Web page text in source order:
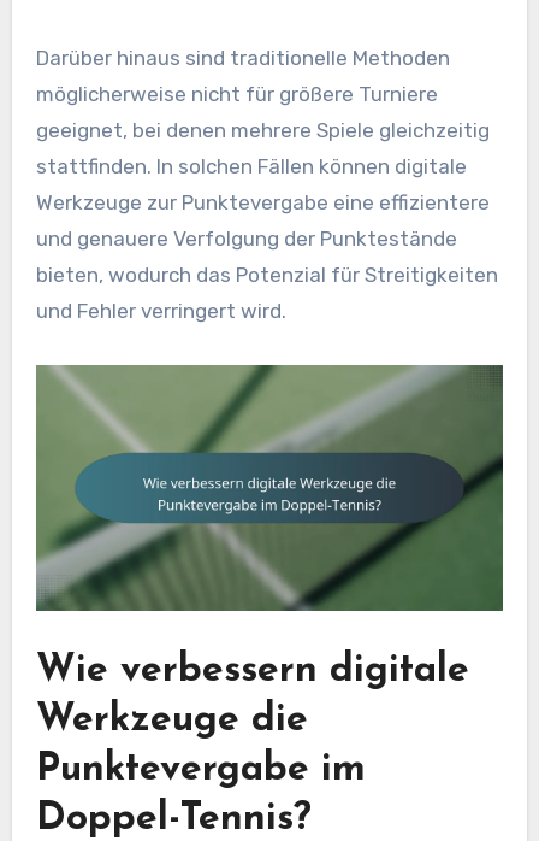
Darüber hinaus sind traditionelle Methoden
möglicherweise nicht für größere Turniere
geeignet, bei denen mehrere Spiele gleichzeitig
stattfinden. In solchen Fällen können digitale
Werkzeuge zur Punktevergabe eine effizientere
und genauere Verfolgung der Punktestände
bieten, wodurch das Potenzial für Streitigkeiten
und Fehler verringert wird.
Wie verbessern digitale
Werkzeuge die
Punktevergabe im
Doppel-Tennis?